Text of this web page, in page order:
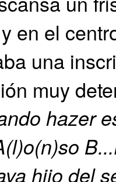
en el
una
muy
hazer
hijo del